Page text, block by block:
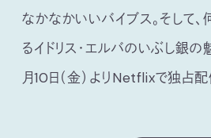
なかなかいいバイブス。そして
るイドリス・エルバのいぶし銀の
月10日（金）よりNetflixで独占配